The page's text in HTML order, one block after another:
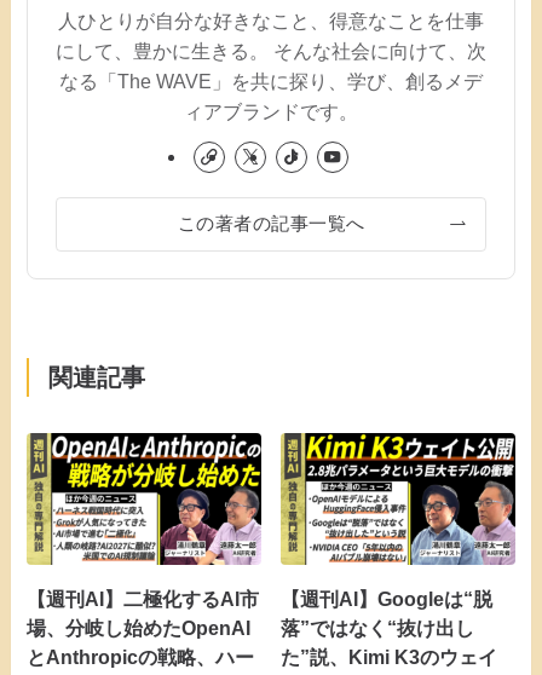
人ひとりが自分な好きなこと、得意なことを仕事
にして、豊かに生きる。 そんな社会に向けて、次
なる「The WAVE」を共に探り、学び、創るメデ
ィアブランドです。
この著者の記事一覧へ
関連記事
【週刊AI】二極化するAI市
場、分岐し始めたOpenAI
とAnthropicの戦略、ハー
【週刊AI】Googleは“脱
落”ではなく“抜け出し
た”説、Kimi K3のウェイ